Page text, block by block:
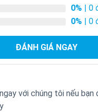
0% | 0
0% | 0
ĐÁNH GIÁ NGAY
với chúng tôi nếu bạn